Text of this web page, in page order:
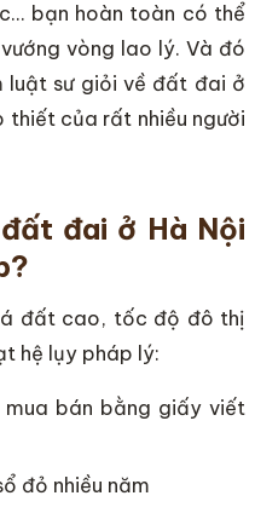
bạn hoàn toàn có thể
vòng lao lý. Và đó
luật sư giỏi về đất đai ở
thiết của rất nhiều người
đai ở Hà Nội
đất cao, tốc độ đô thị
hệ lụy pháp lý:
bán bằng giấy viết
đỏ nhiều năm